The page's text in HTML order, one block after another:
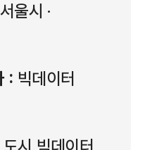
울시 ·
: 빅데이터